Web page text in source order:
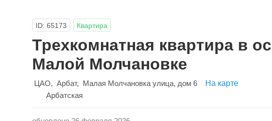
ID: 65173 Квартира
Трехкомнатная квартира в
Малой Молчановке
ЦАО, Арбат, Малая Молчановка улица, дом 6
На карте
Арбатская